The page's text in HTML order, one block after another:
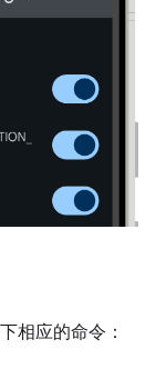
相应的命令：